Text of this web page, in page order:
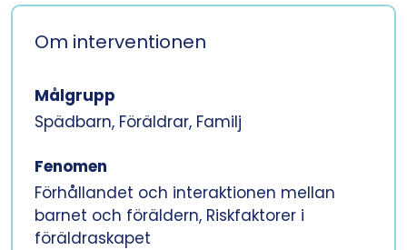
Om interventionen
Målgrupp
Spädbarn, Föräldrar, Familj
Fenomen
Förhållandet och interaktionen mellan
barnet och föräldern, Riskfaktorer i
föräldraskapet